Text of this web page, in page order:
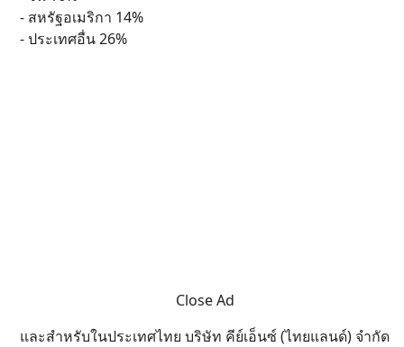
- สหรัฐอเมริกา 14%
- ประเทศอื่น 26%
Close Ad
และสำหรับในประเทศไทย บริษัท คีย์เอ็นซ์ (ไทยแลนด์) จำกัด